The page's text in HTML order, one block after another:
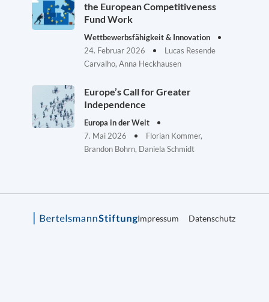
the European Competitiveness
Fund Work
Wettbewerbsfähigkeit & Innovation
24. Februar 2026
Lucas Resende
Carvalho, Anna Heckhausen
Europe’s Call for Greater
Independence
Europa in der Welt
7. Mai 2026
Florian Kommer,
Brandon Bohrn, Daniela Schmidt
Impressum Datenschutz